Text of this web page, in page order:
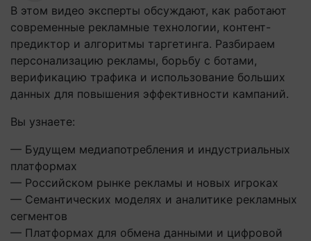
В этом видео эксперты обсуждают, как работают
современные рекламные технологии, контент-
предиктор и алгоритмы таргетинга. Разбираем
персонализацию рекламы, борьбу с ботами,
верификацию трафика и использование больших
данных для повышения эффективности кампаний.
Вы узнаете:
— Будущем медиапотребления и индустриальных
платформах
— Российском рынке рекламы и новых игроках
— Семантических моделях и аналитике рекламных
сегментов
— Платформах для обмена данными и цифровой